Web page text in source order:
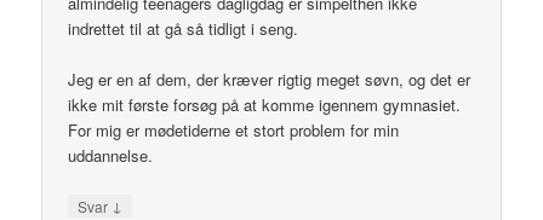
indrettet til at gå så tidligt i seng.
Jeg er en af dem, der kræver rigtig meget søvn, og det er
ikke mit første forsøg på at komme igennem gymnasiet.
For mig er mødetiderne et stort problem for min
uddannelse.
Svar ↓